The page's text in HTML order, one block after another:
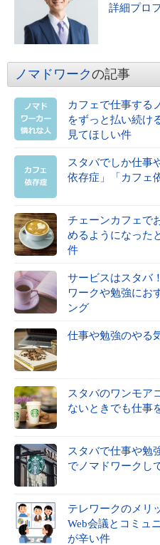
詳細プロ
ノマドワークの記事
カフェで仕事する
をずっと払い続け
見てほしい件
スタバでしか仕事
依存症」「カフェ
チェーンカフェで
めるようになった
件
サービスはスタバ
ワークや勉強にお
ング
仕事や勉強のやる
スタバのワンモア
ないときでも仕事
スタバで仕事や勉
でノマドワークし
テレワークのメリ
Web会議とコミュ
が辛い件